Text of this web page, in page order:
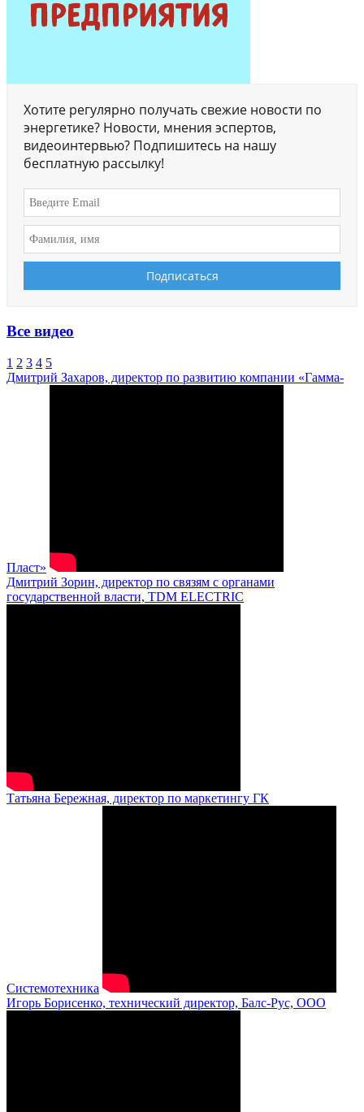
Хотите регулярно получать свежие новости по
энергетике? Новости, мнения эспертов,
видеоинтервью? Подпишитесь на нашу
бесплатную рассылку!
Все видео
1 2 3 4 5
Дмитрий Захаров, директор по развитию компании «Гамма-
Пласт»
Дмитрий Зорин, директор по связям с органами
государственной власти, TDM ELECTRIC
Татьяна Бережная, директор по маркетингу ГК
Системотехника
Игорь Борисенко, технический директор, Балс-Рус, ООО